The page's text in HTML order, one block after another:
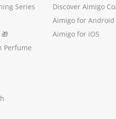
Series
🎁
Perfume
Discover Aimigo
Aimigo for Android
Aimigo for iOS